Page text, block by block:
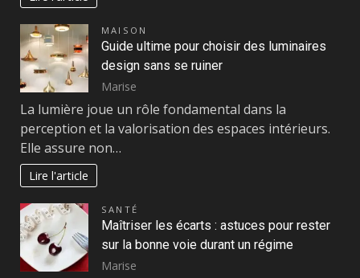
MAISON
Guide ultime pour choisir des luminaires
design sans se ruiner
Marise
La lumière joue un rôle fondamental dans la
perception et la valorisation des espaces intérieurs.
Elle assure non…
Lire l'article
SANTÉ
Maîtriser les écarts : astuces pour rester
sur la bonne voie durant un régime
Marise